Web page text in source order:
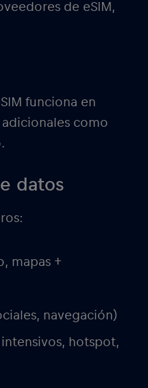
de eSIM,
funciona en
adicionales como
datos
mapas +
navegación)
hotspot,